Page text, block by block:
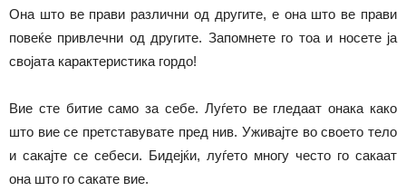
Она што ве прави различни од другите, е она што ве прави
повеќе привлечни од другите. Запомнете го тоа и носете ја
својата карактеристика гордо!
Вие сте битие само за себе. Луѓето ве гледаат онака како
што вие се претставувате пред нив. Уживајте во своето тело
и сакајте се себеси. Бидејќи, луѓето многу често го сакаат
она што го сакате вие.